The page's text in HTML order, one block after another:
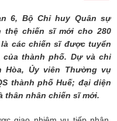
6, Bộ Chỉ huy Quân sự
thệ chiến sĩ mới cho 280
các chiến sĩ được tuyển
thành phố. Dự và chỉ
Ủy viên Thường vụ
thành phố Huế; đại diện
thân nhân chiến sĩ mới.